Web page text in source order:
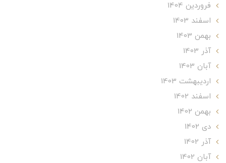
فروردین 1404
اسفند 1403
بهمن 1403
آذر 1403
آبان 1403
ارديبهشت 1403
اسفند 1402
بهمن 1402
دی 1402
آذر 1402
آبان 1402